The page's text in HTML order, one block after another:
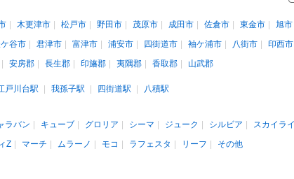
木更津市 松戸市 野田市 茂原市 成田市 佐倉市 東金市 旭市
谷市 君津市 富津市 浦安市 四街道市 袖ケ浦市 八街市 印西市
安房郡 長生郡 印旛郡 夷隅郡 香取郡 山武郡
戸川台駅 我孫子駅 四街道駅
八積駅
ラバン キューブ グロリア シーマ ジューク シルビア スカイラ
Z マーチ ムラーノ モコ ラフェスタ リーフ その他